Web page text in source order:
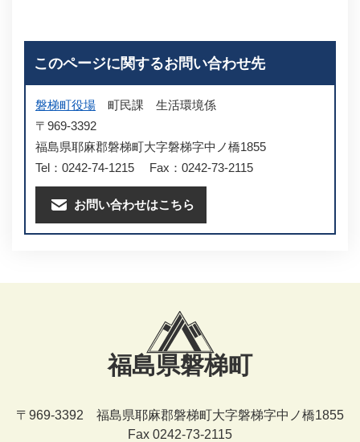
このページに関するお問い合わせ先
磐梯町役場 町民課
生活環境係
〒969-3392
福島県耶麻郡磐梯町大字磐梯字中ノ橋1855
Tel：0242-74-1215
Fax：0242-73-2115
お問い合わせはこちら
福島県磐梯町
〒969-3392 福島県耶麻郡磐梯町大字磐梯字中ノ橋1855
Fax 0242-73-2115